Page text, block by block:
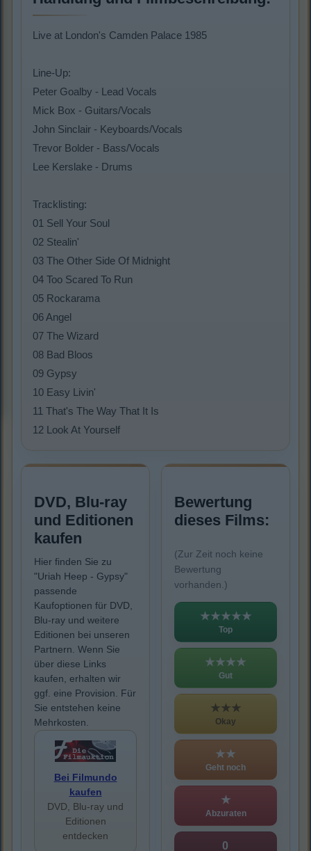
Live at London's Camden Palace 1985
Line-Up:
Peter Goalby - Lead Vocals
Mick Box - Guitars/Vocals
John Sinclair - Keyboards/Vocals
Trevor Bolder - Bass/Vocals
Lee Kerslake - Drums
Tracklisting:
01 Sell Your Soul
02 Stealin'
03 The Other Side Of Midnight
04 Too Scared To Run
05 Rockarama
06 Angel
07 The Wizard
08 Bad Bloos
09 Gypsy
10 Easy Livin'
11 That's The Way That It Is
12 Look At Yourself
DVD, Blu-ray
und Editionen
kaufen
Hier finden Sie zu
"Uriah Heep - Gypsy"
passende
Kaufoptionen für DVD,
Blu-ray und weitere
Editionen bei unseren
Partnern. Wenn Sie
über diese Links
kaufen, erhalten wir
ggf. eine Provision. Für
Sie entstehen keine
Mehrkosten.
Bei Filmundo
kaufen
DVD, Blu-ray und
Editionen
entdecken
Bewertung
dieses Films:
(Zur Zeit noch keine
Bewertung
vorhanden.)
★★★★★
Top
★★★★
Gut
★★★
Okay
★★
Geht noch
★
Abzuraten
0